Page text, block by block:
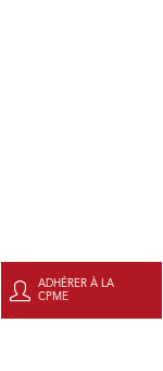
ADHÉRER À LA
CPME